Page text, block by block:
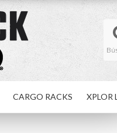
CARGO RACKS XPLOR